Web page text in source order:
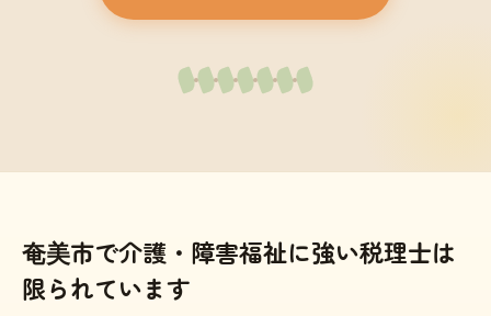
奄美市で介護・障害福祉に強い税理士は
限られています